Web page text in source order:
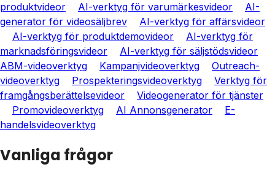
produktvideor
AI-verktyg för varumärkesvideor
AI-
generator för videosäljbrev
AI-verktyg för affärsvideor
AI-verktyg för produktdemovideor
AI-verktyg för
marknadsföringsvideor
AI-verktyg för säljstödsvideor
ABM-videoverktyg
Kampanjvideoverktyg
Outreach-
videoverktyg
Prospekteringsvideoverktyg
Verktyg för
framgångsberättelsevideor
Videogenerator för tjänster
Promovideoverktyg
AI Annonsgenerator
E-
handelsvideoverktyg
Vanliga frågor